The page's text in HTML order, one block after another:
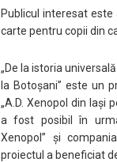
Publicul interesat
carte pentru copii din
„De la istoria
la Botoșani” este un
„A.D. Xenopol din Iași
a fost posibil în
Xenopol” și
proiectul a beneficiat